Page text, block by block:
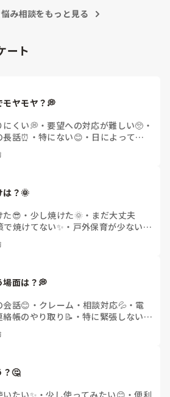
思いますが、最後はお母さんが抱っこし
み相談をもっと見る
ート
ヤモヤ？💭
にくい💭 ・ 要望への対応が難しい🥺 ・
話⏰ ・ 特にない😊 ・ 日によって違
は？🌞
た😎 ・ 少し焼けた🌞 ・ まだ大丈夫
で焼けてない✨ ・ 戸外保育が少ない
場面は？💭
会話😊 ・ クレーム・相談対応💦 ・ 電
絡帳のやり取り📝 ・ 特に緊張しない
？🤔
たい✨ ・少し使ってみたい😊 ・便利